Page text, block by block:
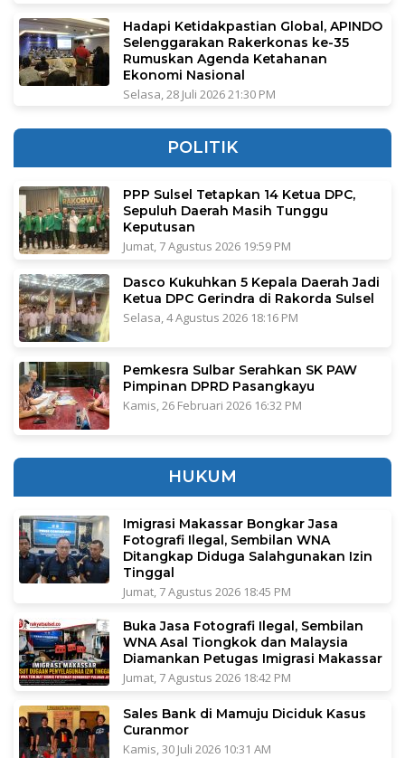
Hadapi Ketidakpastian Global, APINDO
Selenggarakan Rakerkonas ke-35
Rumuskan Agenda Ketahanan
Ekonomi Nasional
Selasa, 28 Juli 2026 21:30 PM
POLITIK
PPP Sulsel Tetapkan 14 Ketua DPC,
Sepuluh Daerah Masih Tunggu
Keputusan
Jumat, 7 Agustus 2026 19:59 PM
Dasco Kukuhkan 5 Kepala Daerah Jadi
Ketua DPC Gerindra di Rakorda Sulsel
Selasa, 4 Agustus 2026 18:16 PM
Pemkesra Sulbar Serahkan SK PAW
Pimpinan DPRD Pasangkayu
Kamis, 26 Februari 2026 16:32 PM
HUKUM
Imigrasi Makassar Bongkar Jasa
Fotografi Ilegal, Sembilan WNA
Ditangkap Diduga Salahgunakan Izin
Tinggal
Jumat, 7 Agustus 2026 18:45 PM
Buka Jasa Fotografi Ilegal, Sembilan
WNA Asal Tiongkok dan Malaysia
Diamankan Petugas Imigrasi Makassar
Jumat, 7 Agustus 2026 18:42 PM
Sales Bank di Mamuju Diciduk Kasus
Curanmor
Kamis, 30 Juli 2026 10:31 AM